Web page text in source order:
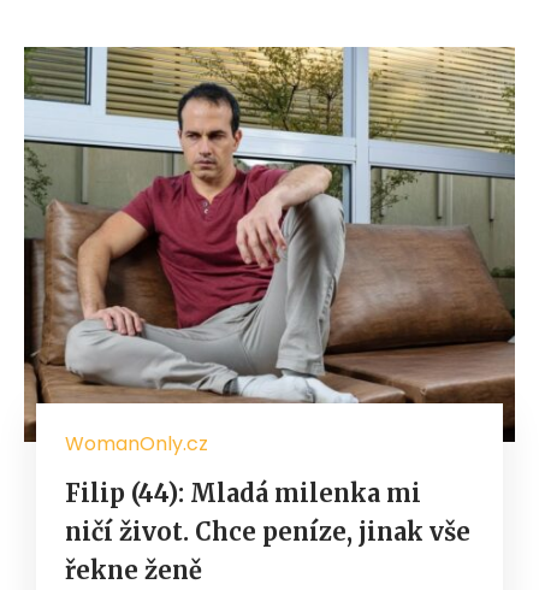
WomanOnly.cz
Filip (44): Mladá milenka mi
ničí život. Chce peníze, jinak vše
řekne ženě